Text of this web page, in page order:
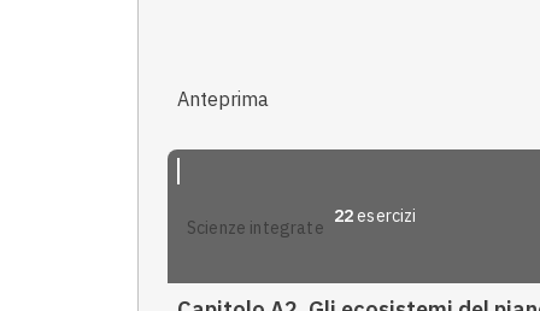
procarioti a eucarioti / La specializzazione
caratteristiche comuni a tutti gli esseri viventi
Anteprima
scienze integrate
22 esercizi